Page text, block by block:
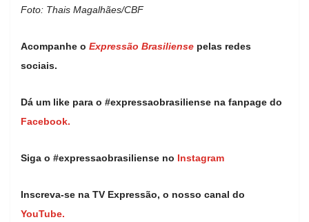
Foto: Thais Magalhães/CBF
Acompanhe o Expressão Brasiliense pelas redes
sociais.
Dá um like para o #expressaobrasiliense na fanpage do
Facebook.
Siga o #expressaobrasiliense no Instagram
Inscreva-se na TV Expressão, o nosso canal do
YouTube.